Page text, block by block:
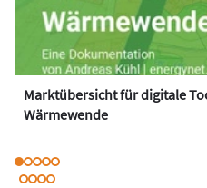
Marktübersicht für digitale
Wärmewende